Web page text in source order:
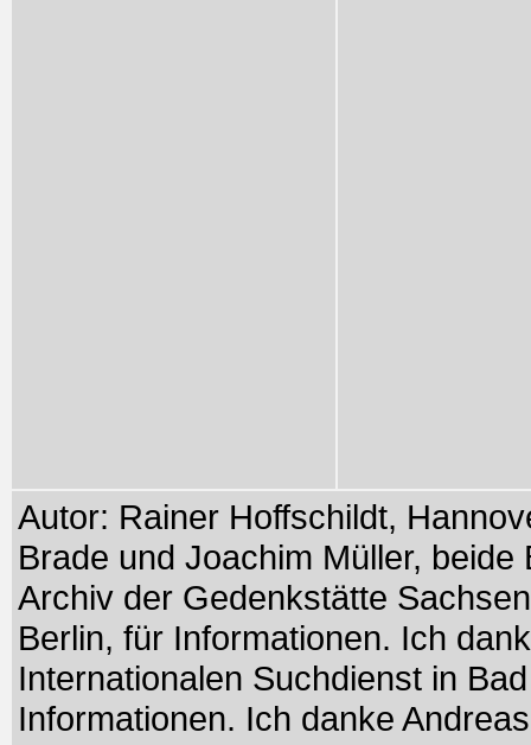
Autor: Rainer Hoffschildt,
Brade und Joachim Müller,
Archiv der Gedenkstätte
Berlin, für Informationen. Ich
Internationalen Suchdienst in
Informationen. Ich danke